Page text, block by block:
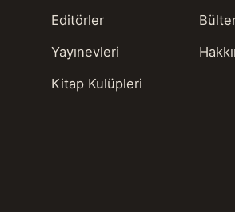
Editörler
Yayınevleri
Kitap Kulüpleri